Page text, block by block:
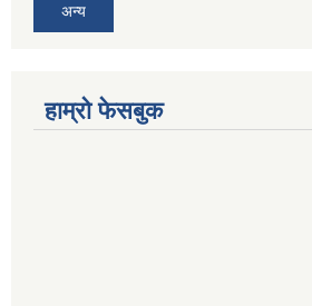
अन्य
हाम्रो फेसबुक